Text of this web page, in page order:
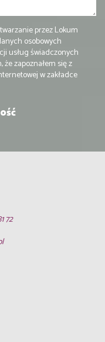
przez Lokum
osobowych
usług świadczonych
zapoznałem się z
w zakładce
72